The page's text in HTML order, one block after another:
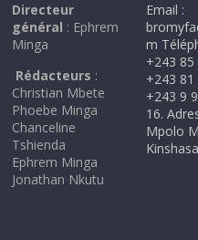
Directeur
général : Ephrem
Minga
Rédacteurs :
Christian Mbete
Phoebe Minga
Chanceline
Tshienda
Ephrem Minga
Jonathan Nkutu
Email :
m
+243 85
+243 81
+243 9
16.
Mpolo